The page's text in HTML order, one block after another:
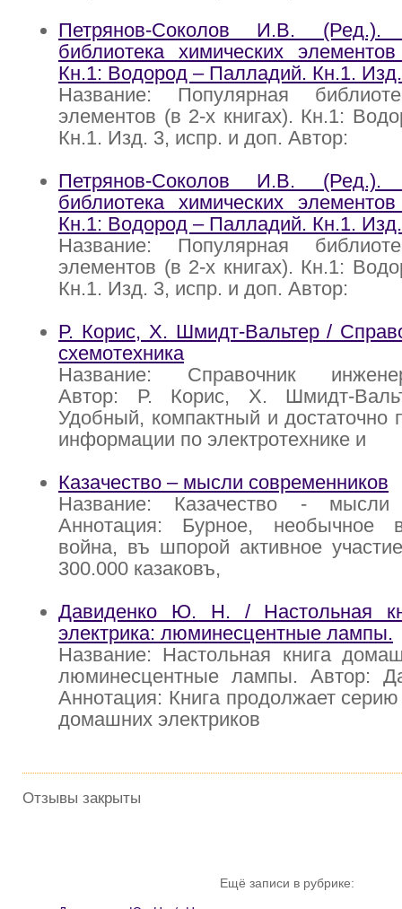
Петрянов-Соколов И.В.
библиотека химических
Кн.1: Водород – Палладий. Кн.1.
Название: Популярная
элементов (в 2-х книгах). Кн.1:
Кн.1. Изд. 3, испр. и доп. Автор:
Петрянов-Соколов И.В.
библиотека химических
Кн.1: Водород – Палладий. Кн.1.
Название: Популярная
элементов (в 2-х книгах). Кн.1:
Кн.1. Изд. 3, испр. и доп. Автор:
Р. Корис, X. Шмидт-Вальтер /
схемотехника
Название: Справочник
Автор: Р. Корис, X. Шмидт-
Удобный, компактный и достаточно
информации по электротехнике и
Казачество – мысли современников
Название: Казачество - мысли
Аннотация: Бурное, необычное
война, въ шпорой активное
300.000 казаковъ,
Давиденко Ю. Н. / Настольная
электрика: люминесцентные лампы.
Название: Настольная книга
люминесцентные лампы. Автор:
Аннотация: Книга продолжает
домашних электриков
Отзывы закрыты
Ещё записи в рубрике: